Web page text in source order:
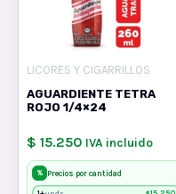
LICORES Y CIGARRILLOS
AGUARDIENTE TETRA
ROJO 1/4×24
$ 15.250 IVA incluido
% Precios por cantidad